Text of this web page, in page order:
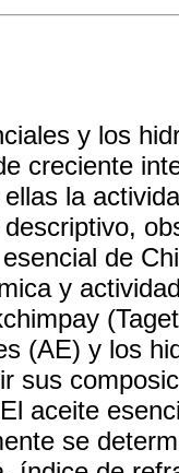
y los
creciente
la
de
y
(AE) y los
sus
aceite
se